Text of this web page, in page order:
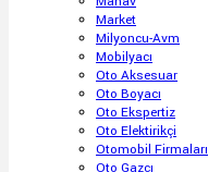
Market
Milyoncu-Avm
Mobilyacı
Oto Aksesuar
Oto Boyacı
Oto Ekspertiz
Oto Elektirikçi
Otomobil Firmaları
Oto Gazcı